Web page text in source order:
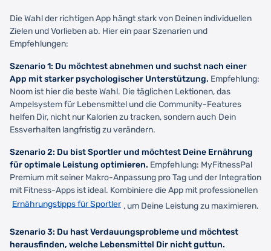
Die Wahl der richtigen App hängt stark von Deinen individuellen
Zielen und Vorlieben ab. Hier ein paar Szenarien und
Empfehlungen:
Szenario 1: Du möchtest abnehmen und suchst nach einer
App mit starker psychologischer Unterstützung. Empfehlung:
Noom ist hier die beste Wahl. Die täglichen Lektionen, das
Ampelsystem für Lebensmittel und die Community-Features
helfen Dir, nicht nur Kalorien zu tracken, sondern auch Dein
Essverhalten langfristig zu verändern.
Szenario 2: Du bist Sportler und möchtest Deine Ernährung
für optimale Leistung optimieren. Empfehlung: MyFitnessPal
Premium mit seiner Makro-Anpassung pro Tag und der Integration
mit Fitness-Apps ist ideal. Kombiniere die App mit professionellen
Ernährungstipps für Sportler , um Deine Leistung zu maximieren.
Szenario 3: Du hast Verdauungsprobleme und möchtest
herausfinden, welche Lebensmittel Dir nicht guttun.